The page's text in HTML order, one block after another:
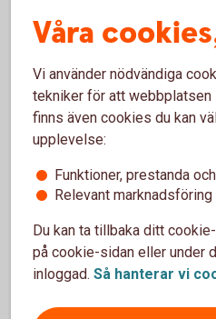
Gå till översikten:
funktioner.
Välj Swish-rapport
Återbetalningar
Våra
Vi använder nödvändiga
tekniker för att webbplatsen
finns även cookies du kan
upplevelse:
Funktioner, prestanda
Relevant marknadsföring
Du kan ta tillbaka ditt
på cookie-sidan eller under
inloggad. Så hanterar vi